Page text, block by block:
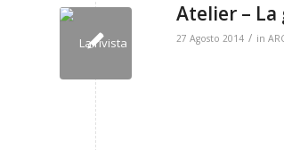
Atelier –
27 Agosto 2014 / in